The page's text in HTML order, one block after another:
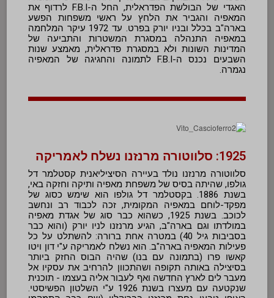
האגדי של הבולשת הפדראלית, החל ה-F.B.I לרדוף את
המאפיה והגביר את הלחץ על ראשי משפחות הפשע
בארה"ב בכלל ובניו יורק בפרט. עד 1972 עיקר המלחמה
במאפיה התנהלה במסגרת המשטרות והתביעה של
המדינות השונות ולא במסגרת פדראלית, מאמצע שנות
השבעים נכנס ה-F.B.I לתמונה והחגיגה של המאפיה
נגמרה.
1925: סלווטורה מרנזנו נשלח לאמריקה
סלווטורה מרנזנו נולד בעיירה הסיציליאנית קסטלמר דל
גולפו, שהיתה בסיס של משפחת מאפיה ותיקה וחזקה באי,
בשנת 1886. בקסטלמר דל גולפו הוא שימש כסוג של
מפקד-לוחם במאפיה המקומית, זכה לכבוד רב ונחשב
לכוכב. בשנת 1925, כשהוא כבר סוג של אגדת מאפיה
במולדתו וגם בארה"ב, הגיע מרנזנו לניו יורק (והוא כבר
בסביבות גיל 40) במטרה אחת ברורה: להשתלט על כל
פעילות המאפיה בארה"ב. הוא נשלח לאמריקה ע"י דון ויטו
קאשו פרו (בתמונה עם בנו) שהיה הבוס החזק ביותר
בסיצילה באותה תקופה ושהתכוון להרחיב את עסקיו אל
מעבר לים לארץ החדשה ואף לעבור אליה בעצמו - תוכנית
שנקטעה עם מעצרו בשנת 1926 ע"י השלטון הפשיסטי.